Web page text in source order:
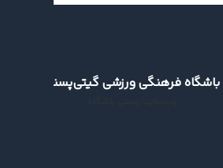
باشگاه فرهنگی ورزشی گیتی‌پسند